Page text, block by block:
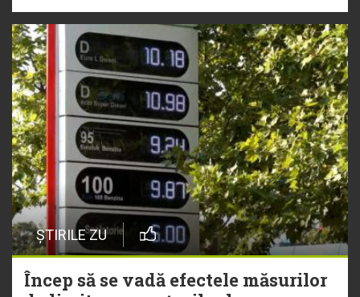
ȘTIRILE ZU
Încep să se vadă efectele măsurilor